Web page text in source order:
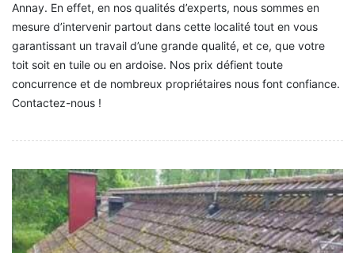
Annay. En effet, en nos qualités d’experts, nous sommes en
mesure d’intervenir partout dans cette localité tout en vous
garantissant un travail d’une grande qualité, et ce, que votre
toit soit en tuile ou en ardoise. Nos prix défient toute
concurrence et de nombreux propriétaires nous font confiance.
Contactez-nous !